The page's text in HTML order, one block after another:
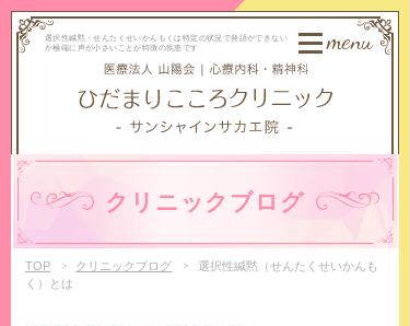
選択性緘黙・せんたくせいかんもくは特定の状況で発語ができない
か極端に声が小さいことが特徴の疾患です
menu
クリニックブログ
TOP クリニックブログ
選択性緘黙（せんたくせいかんも
く）とは